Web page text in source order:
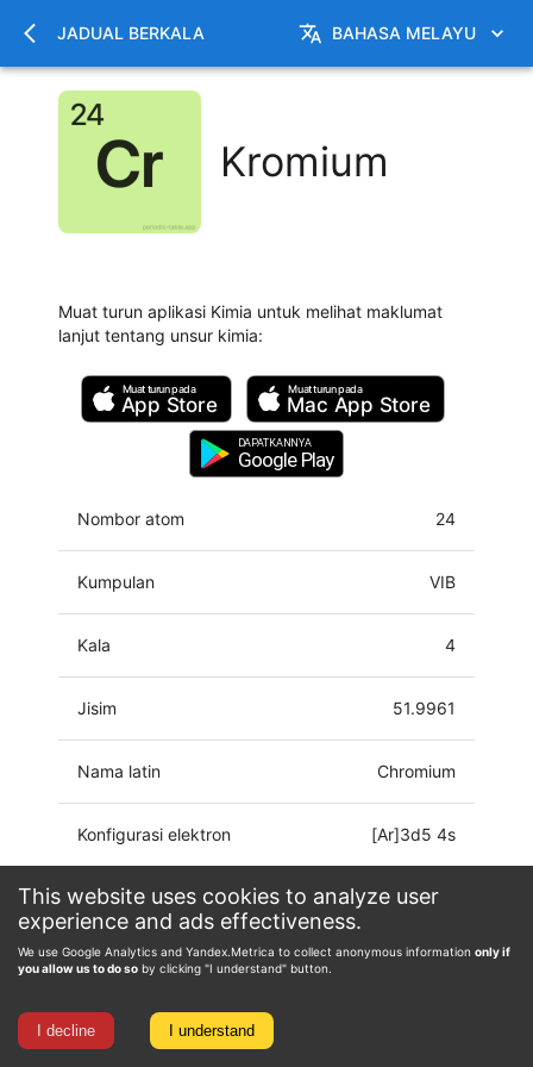
This website uses cookies to analyze user
experience and ads effectiveness.
We use Google Analytics and Yandex.Metrica to collect anonymous information only if
you allow us to do so by clicking "I understand" button.
I decline I understand
JADUAL BERKALA BAHASA MELAYU
Kromium
Muat turun aplikasi Kimia untuk melihat maklumat
lanjut tentang unsur kimia:
Muat turun pada
App Store
Muat turun pada
Mac App Store
DAPATKANNYA
Google Play
Nombor atom 24
Kumpulan VIB
Kala 4
Jisim 51.9961
Nama latin Chromium
Konfigurasi elektron [Ar]3d5 4s
Keadaan
pengoksidaan
-4, -2, -1, 0, 1, 2, 3, 4,